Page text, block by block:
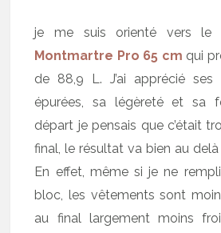
je me suis orienté vers le
Montmartre Pro 65 cm qui
de 88,9 L. J’ai apprécié
épurées, sa légèreté et sa
départ je pensais que c’était
final, le résultat va bien au
En effet, même si je ne
bloc, les vêtements sont
au final largement moins